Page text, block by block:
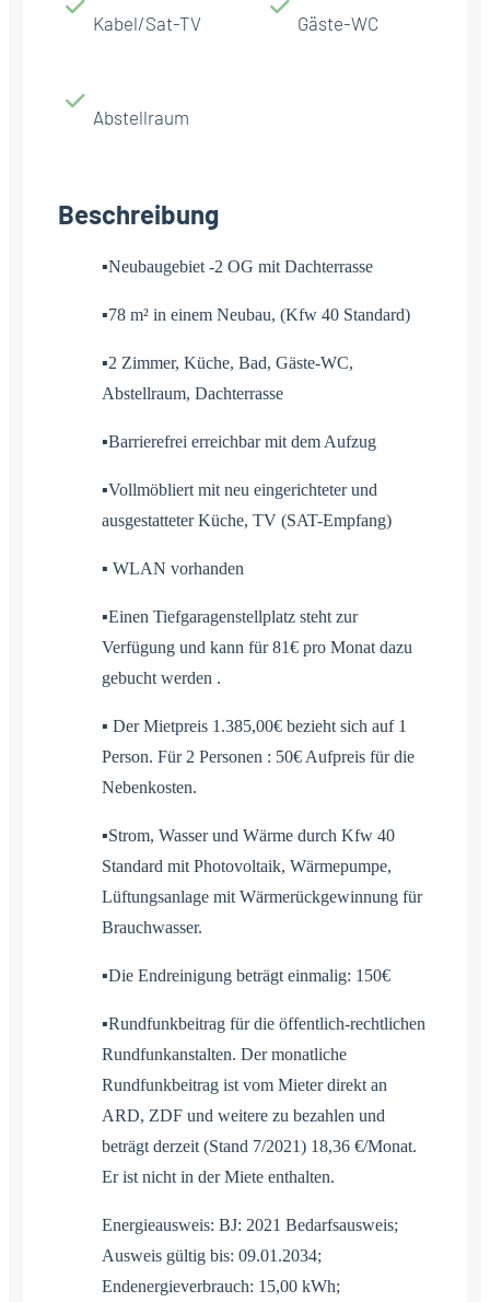
Kabel/Sat-TV Gäste-WC
Abstellraum
Beschreibung
▪Neubaugebiet -2 OG mit Dachterrasse
▪78 m² in einem Neubau, (Kfw 40 Standard)
▪2 Zimmer, Küche, Bad, Gäste-WC,
Abstellraum, Dachterrasse
▪Barrierefrei erreichbar mit dem Aufzug
▪Vollmöbliert mit neu eingerichteter und
ausgestatteter Küche, TV (SAT-Empfang)
▪ WLAN vorhanden
▪Einen Tiefgaragenstellplatz steht zur
Verfügung und kann für 81€ pro Monat dazu
gebucht werden .
▪ Der Mietpreis 1.385,00€ bezieht sich auf 1
Person. Für 2 Personen : 50€ Aufpreis für die
Nebenkosten.
▪Strom, Wasser und Wärme durch Kfw 40
Standard mit Photovoltaik, Wärmepumpe,
Lüftungsanlage mit Wärmerückgewinnung für
Brauchwasser.
▪Die Endreinigung beträgt einmalig: 150€
▪Rundfunkbeitrag für die öffentlich-rechtlichen
Rundfunkanstalten. Der monatliche
Rundfunkbeitrag ist vom Mieter direkt an
ARD, ZDF und weitere zu bezahlen und
beträgt derzeit (Stand 7/2021) 18,36 €/Monat.
Er ist nicht in der Miete enthalten.
Energieausweis: BJ: 2021 Bedarfsausweis;
Ausweis gültig bis: 09.01.2034;
Endenergieverbrauch: 15,00 kWh;